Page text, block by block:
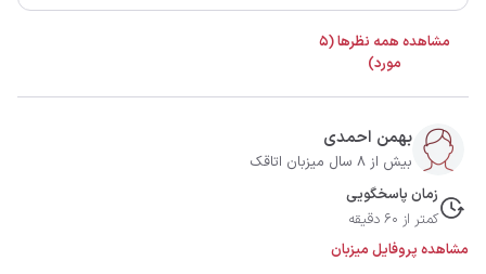
مشاهده همه نظرها (5
مورد)
بهمن احمدی
بیش از 8 سال میزبان اتاقک
زمان پاسخگویی
کمتر از 60 دقیقه
مشاهده پروفایل میزبان